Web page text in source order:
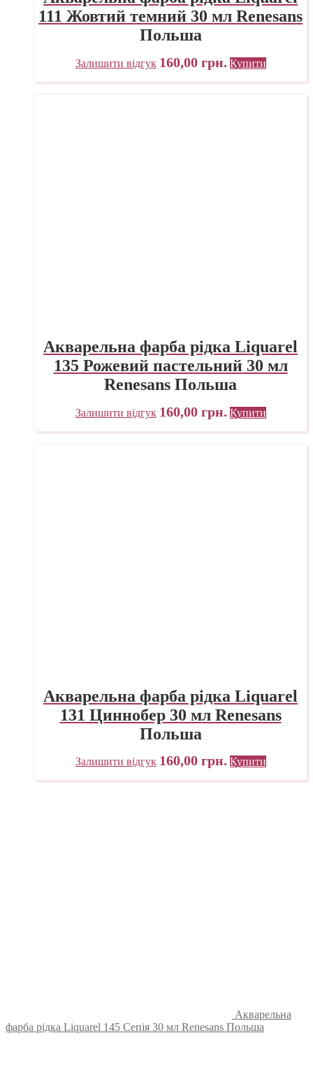
111 Жовтий темний 30 мл Renesans
Польша
Залишити відгук 160,00 грн. Купити
Акварельна фарба рідка Liquarel
135 Рожевий пастельний 30 мл
Renesans Польша
Залишити відгук 160,00 грн. Купити
Акварельна фарба рідка Liquarel
131 Циннобер 30 мл Renesans
Польша
Залишити відгук 160,00 грн. Купити
Акварельна
фарба рідка Liquarel 145 Сепія 30 мл Renesans Польша